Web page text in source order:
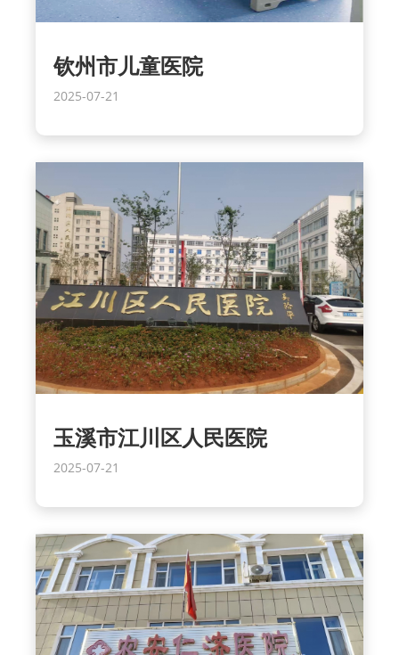
钦州市儿童医院
2025-07-21
玉溪市江川区人民医院
2025-07-21